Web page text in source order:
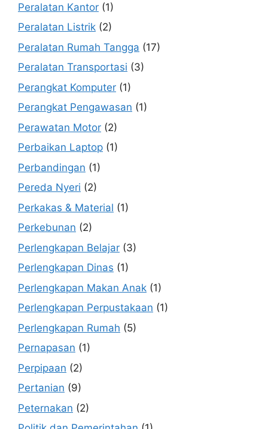
Peralatan Kantor (1)
Peralatan Listrik (2)
Peralatan Rumah Tangga (17)
Peralatan Transportasi (3)
Perangkat Komputer (1)
Perangkat Pengawasan (1)
Perawatan Motor (2)
Perbaikan Laptop (1)
Perbandingan (1)
Pereda Nyeri (2)
Perkakas & Material (1)
Perkebunan (2)
Perlengkapan Belajar (3)
Perlengkapan Dinas (1)
Perlengkapan Makan Anak (1)
Perlengkapan Perpustakaan (1)
Perlengkapan Rumah (5)
Pernapasan (1)
Perpipaan (2)
Pertanian (9)
Peternakan (2)